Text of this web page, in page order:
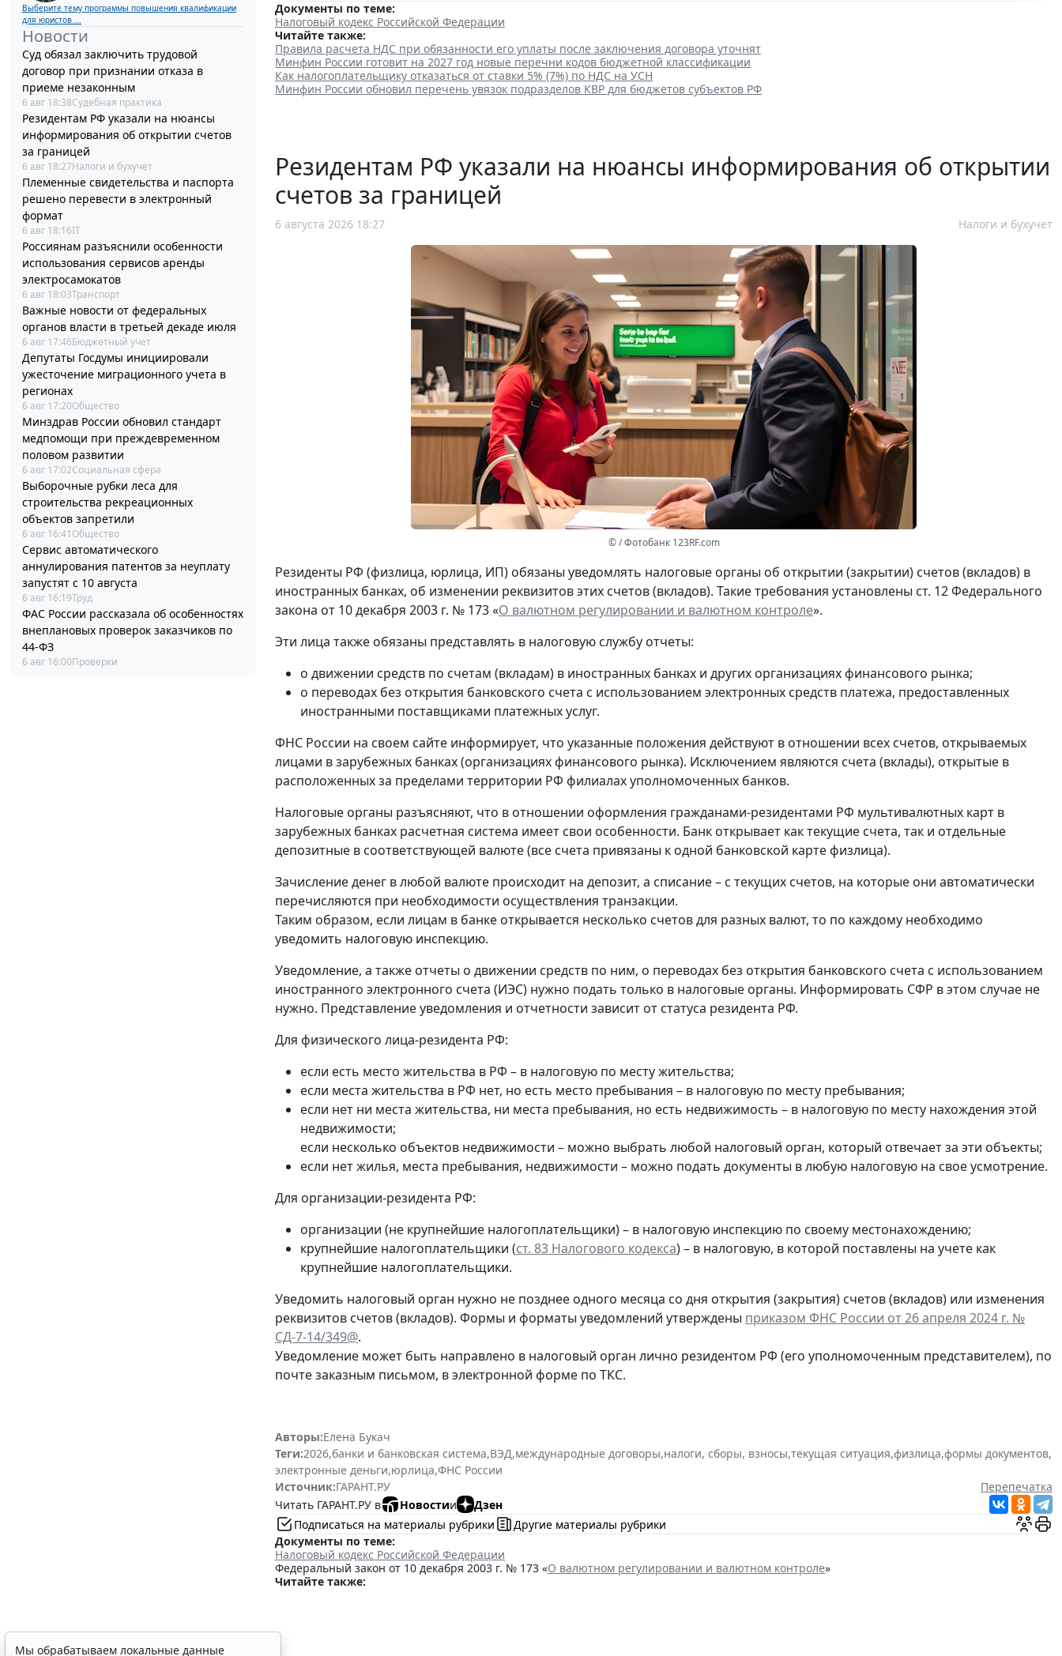
Выберите тему программы повышения квалификации
для юристов ...
Новости
Суд обязал заключить трудовой
договор при признании отказа в
приеме незаконным
6 авг 18:38Судебная практика
Резидентам РФ указали на нюансы
информирования об открытии счетов
за границей
6 авг 18:27Налоги и бухучет
Племенные свидетельства и паспорта
решено перевести в электронный
формат
6 авг 18:16IT
Россиянам разъяснили особенности
использования сервисов аренды
электросамокатов
6 авг 18:03Транспорт
Важные новости от федеральных
органов власти в третьей декаде июля
6 авг 17:46Бюджетный учет
Депутаты Госдумы инициировали
ужесточение миграционного учета в
регионах
6 авг 17:20Общество
Минздрав России обновил стандарт
медпомощи при преждевременном
половом развитии
6 авг 17:02Социальная сфера
Выборочные рубки леса для
строительства рекреационных
объектов запретили
6 авг 16:41 Общество
Сервис автоматического
аннулирования патентов за неуплату
запустят с 10 августа
6 авг 16:19Труд
ФАС России рассказала об особенностях
внеплановых проверок заказчиков по
44-ФЗ
6 авг 16:00Проверки
Документы по теме:
Налоговый кодекс Российской Федерации
Читайте также:
Правила расчета НДС при обязанности его уплаты после заключения договора уточнят
Минфин России готовит на 2027 год новые перечни кодов бюджетной классификации
Как налогоплательщику отказаться от ставки 5% (7%) по НДС на УСН
Минфин России обновил перечень увязок подразделов КВР для бюджетов субъектов РФ
Резидентам РФ указали на нюансы информирования об открытии
счетов за границей
6 августа 2026 18:27 Налоги и бухучет
© / Фотобанк 123RF.com
Резиденты РФ (физлица, юрлица, ИП) обязаны уведомлять налоговые органы об открытии (закрытии) счетов (вкладов) в
иностранных банках, об изменении реквизитов этих счетов (вкладов). Такие требования установлены ст. 12 Федерального
закона от 10 декабря 2003 г. № 173 «О валютном регулировании и валютном контроле».
Эти лица также обязаны представлять в налоговую службу отчеты:
о движении средств по счетам (вкладам) в иностранных банках и других организациях финансового рынка;
о переводах без открытия банковского счета с использованием электронных средств платежа, предоставленных
иностранными поставщиками платежных услуг.
ФНС России на своем сайте информирует, что указанные положения действуют в отношении всех счетов, открываемых
лицами в зарубежных банках (организациях финансового рынка). Исключением являются счета (вклады), открытые в
расположенных за пределами территории РФ филиалах уполномоченных банков.
Налоговые органы разъясняют, что в отношении оформления гражданами-резидентами РФ мультивалютных карт в
зарубежных банках расчетная система имеет свои особенности. Банк открывает как текущие счета, так и отдельные
депозитные в соответствующей валюте (все счета привязаны к одной банковской карте физлица).
Зачисление денег в любой валюте происходит на депозит, а списание – с текущих счетов, на которые они автоматически
перечисляются при необходимости осуществления транзакции.
Таким образом, если лицам в банке открывается несколько счетов для разных валют, то по каждому необходимо
уведомить налоговую инспекцию.
Уведомление, а также отчеты о движении средств по ним, о переводах без открытия банковского счета с использованием
иностранного электронного счета (ИЭС) нужно подать только в налоговые органы. Информировать СФР в этом случае не
нужно. Представление уведомления и отчетности зависит от статуса резидента РФ.
Для физического лица-резидента РФ:
если есть место жительства в РФ – в налоговую по месту жительства;
если места жительства в РФ нет, но есть место пребывания – в налоговую по месту пребывания;
если нет ни места жительства, ни места пребывания, но есть недвижимость – в налоговую по месту нахождения этой
недвижимости;
если несколько объектов недвижимости – можно выбрать любой налоговый орган, который отвечает за эти объекты;
если нет жилья, места пребывания, недвижимости – можно подать документы в любую налоговую на свое усмотрение.
Для организации-резидента РФ:
организации (не крупнейшие налогоплательщики) – в налоговую инспекцию по своему местонахождению;
крупнейшие налогоплательщики (ст. 83 Налогового кодекса) – в налоговую, в которой поставлены на учете как
крупнейшие налогоплательщики.
Уведомить налоговый орган нужно не позднее одного месяца со дня открытия (закрытия) счетов (вкладов) или изменения
реквизитов счетов (вкладов). Формы и форматы уведомлений утверждены приказом ФНС России от 26 апреля 2024 г. №
СД-7-14/349@.
Уведомление может быть направлено в налоговый орган лично резидентом РФ (его уполномоченным представителем), по
почте заказным письмом, в электронной форме по ТКС.
Авторы:Елена Букач
Теги:2026,банки и банковская система,ВЭД,международные договоры,налоги, сборы, взносы,текущая ситуация,физлица,формы документов,
электронные деньги,юрлица,ФНС России
Источник:ГАРАНТ.РУ
Перепечатка
Читать ГАРАНТ.РУ в
Новостии
Дзен
Подписаться на материалы рубрики
Другие материалы рубрики
Документы по теме:
Налоговый кодекс Российской Федерации
Федеральный закон от 10 декабря 2003 г. № 173 «О валютном регулировании и валютном контроле»
Читайте также:
Мы обрабатываем локальные данные